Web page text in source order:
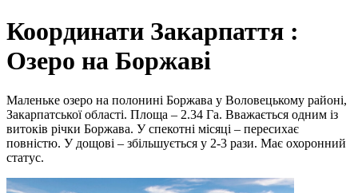
Координати Закарпаття :
Озеро на Боржаві
Маленьке озеро на полонині Боржава у Воловецькому районі,
Закарпатської області. Площа – 2.34 Га. Вважається одним із
витоків річки Боржава. У спекотні місяці – пересихає
повністю. У дощові – збільшується у 2-3 рази. Має охоронний
статус.